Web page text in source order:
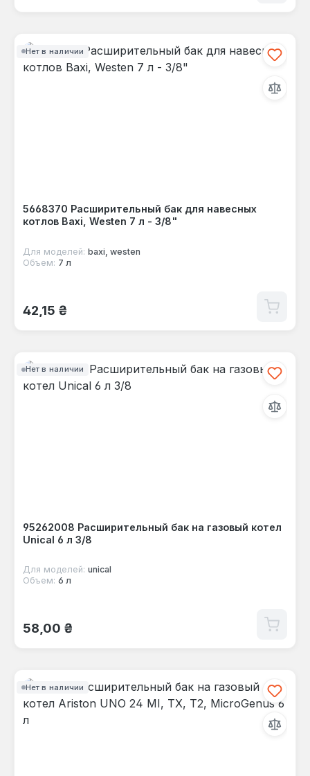
Нет в наличии
5668370 Расширительный бак для навесных
котлов Baxi, Westen 7 л - 3/8"
Для моделей: baxi, westen
Объем: 7 л
Обычная цена:
42,15 ₴
Нет в наличии
95262008 Расширительный бак на газовый котел
Unical 6 л 3/8
Для моделей: unical
Объем: 6 л
Обычная цена:
58,00 ₴
Нет в наличии